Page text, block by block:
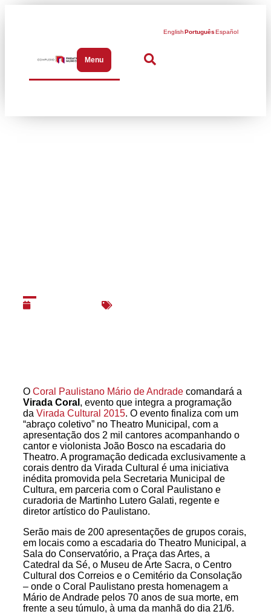
MenuAbrir menu de navegação
EnglishPortuguêsEspañol
O Coral Paulistano Mário de Andrade comandará a
Virada Coral , evento que integra a programação
da Virada Cultural 2015. O evento finaliza com um
“abraço coletivo” no Theatro Municipal, com a
apresentação dos 2 mil cantores acompanhando o
cantor e violonista João Bosco na escadaria do
Theatro. A programação dedicada exclusivamente a
corais dentro da Virada Cultural é uma iniciativa
inédita promovida pela Secretaria Municipal de
Cultura, em parceria com o Coral Paulistano e
curadoria de Martinho Lutero Galati, regente e
diretor artístico do Paulistano.
Serão mais de 200 apresentações de grupos corais,
em locais como a escadaria do Theatro Municipal, a
Sala do Conservatório, a Praça das Artes, a
Catedral da Sé, o Museu de Arte Sacra, o Centro
Cultural dos Correios e o Cemitério da Consolação
– onde o Coral Paulistano presta homenagem a
Mário de Andrade pelos 70 anos de sua morte, em
frente a seu túmulo, à uma da manhã do dia 21/6.